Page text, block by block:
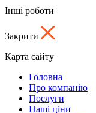
Інші роботи
Закрити
Карта сайту
Головна
Про компанію
Послуги
Наші ціни